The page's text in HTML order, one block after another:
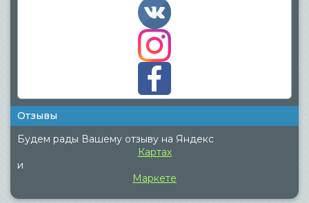
Отзывы
Будем рады Вашему отзыву на Яндекс
Картах
и
Маркете